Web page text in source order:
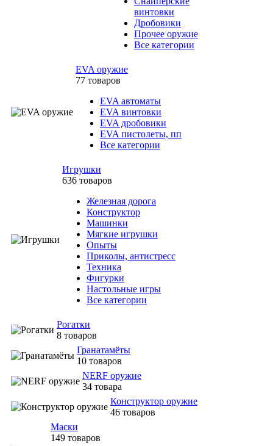
винтовки
Дробовики
Прочее оружие
Все категории
EVA оружие
77 товаров
EVA автоматы
EVA винтовки
EVA дробовики
EVA пистолеты, пп
Все категории
Игрушки
636 товаров
Железная дорога
Конструктор
Машинки
Мягкие игрушки
Опыты
Приколы, антистресс
Техника
Фигурки
Настольные игры
Все категории
Рогатки
8 товаров
Гранатамёты
10 товаров
NERF оружие
34 товара
Конструктор оружие
46 товаров
Маски
149 товаров